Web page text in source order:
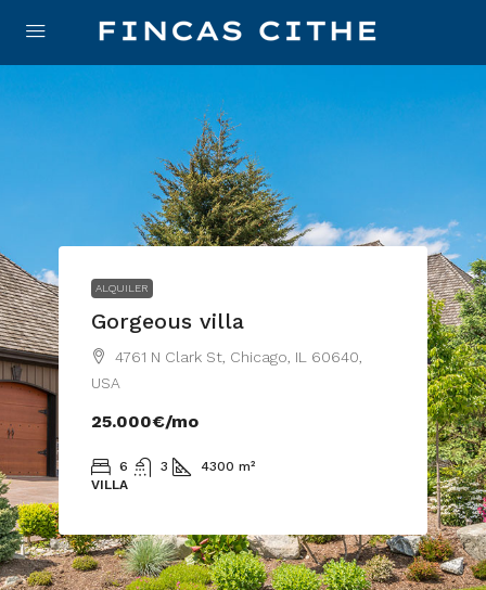
ALQUILER
Gorgeous villa
4761 N Clark St, Chicago, IL 60640,
USA
25.000€/mo
6 3 4300 m²
VILLA